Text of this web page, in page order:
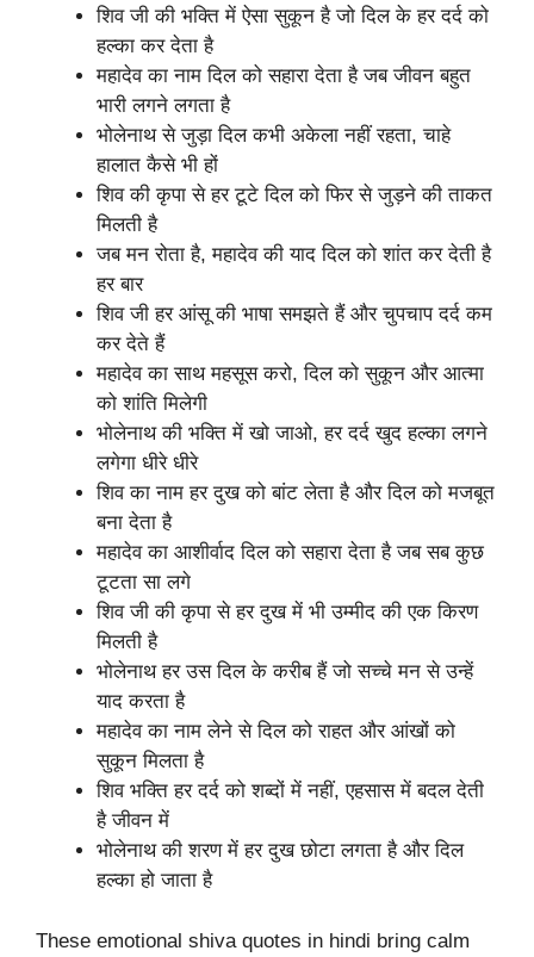
शिव जी की भक्ति में ऐसा सुकून है जो दिल के हर दर्द को
हल्का कर देता है
महादेव का नाम दिल को सहारा देता है जब जीवन बहुत
भारी लगने लगता है
भोलेनाथ से जुड़ा दिल कभी अकेला नहीं रहता, चाहे
हालात कैसे भी हों
शिव की कृपा से हर टूटे दिल को फिर से जुड़ने की ताकत
मिलती है
जब मन रोता है, महादेव की याद दिल को शांत कर देती है
हर बार
शिव जी हर आंसू की भाषा समझते हैं और चुपचाप दर्द कम
कर देते हैं
महादेव का साथ महसूस करो, दिल को सुकून और आत्मा
को शांति मिलेगी
भोलेनाथ की भक्ति में खो जाओ, हर दर्द खुद हल्का लगने
लगेगा धीरे धीरे
शिव का नाम हर दुख को बांट लेता है और दिल को मजबूत
बना देता है
महादेव का आशीर्वाद दिल को सहारा देता है जब सब कुछ
टूटता सा लगे
शिव जी की कृपा से हर दुख में भी उम्मीद की एक किरण
मिलती है
भोलेनाथ हर उस दिल के करीब हैं जो सच्चे मन से उन्हें
याद करता है
महादेव का नाम लेने से दिल को राहत और आंखों को
सुकून मिलता है
शिव भक्ति हर दर्द को शब्दों में नहीं, एहसास में बदल देती
है जीवन में
भोलेनाथ की शरण में हर दुख छोटा लगता है और दिल
हल्का हो जाता है
These emotional shiva quotes in hindi bring calm